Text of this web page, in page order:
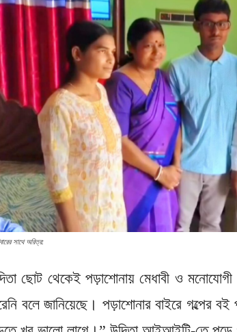
সাথে অরিত্র:
ছোট থেকেই পড়াশোনায় মেধাবী ও
বলে জানিয়েছে। পড়াশোনার বাইরে গল্পের